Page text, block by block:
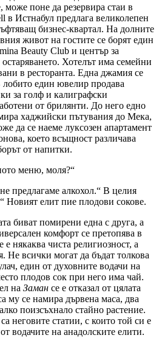
може поне да резервира стаи в
в Истнабул предлага великолепен
бизнес-квартал. На долните
живот на гостите се борят един
Beauty Club и център за
Хотелът има семейни
в ресторанта. Една джамия се
един ювелир продава
за голф и калиграфски
от брилянти. До него едно
хаджийски пътувания до Мека,
да се наеме луксозен апартамент
което всъщност различава
от напитки.
меню, моля?“
предлагаме алкохол.“ В целия
Новият елит пие плодови сокове.
биват помирени една с друга, а
комфорт се претопява в
някаква чиста религиозност, а
Не всички могат да бъдат толкова
един от духовните водачи на
плодов сок при него има чай.
на Заман се е отказал от цялата
му се намира дървена маса, два
поизсъхнало стайно растение.
неговите статии, с които той си е
водачите на анадолските елити.